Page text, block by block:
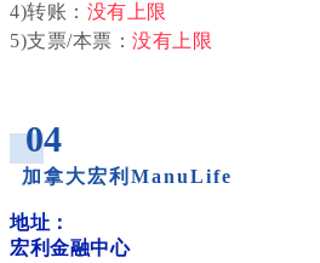
4)转账： 没有上限
5)支票/本票：没有上限
04
加拿大宏利ManuLife
地址：
宏利金融中心